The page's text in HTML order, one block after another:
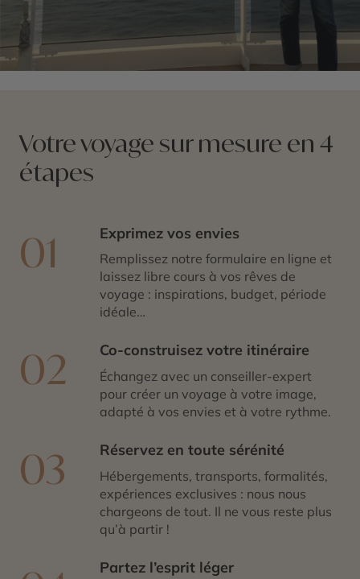
Votre voyage sur mesure en 4
étapes
01 Exprimez vos envies
Remplissez notre formulaire en ligne et
laissez libre cours à vos rêves de
voyage : inspirations, budget, période
idéale…
02 Co-construisez votre itinéraire
Échangez avec un conseiller-expert
pour créer un voyage à votre image,
adapté à vos envies et à votre rythme.
03 Réservez en toute sérénité
Hébergements, transports, formalités,
expériences exclusives : nous nous
chargeons de tout. Il ne vous reste plus
qu’à partir !
Partez l’esprit léger